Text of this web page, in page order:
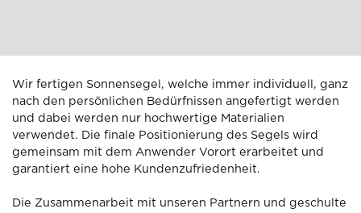
Wir fertigen Sonnensegel, welche immer individuell, ganz
nach den persönlichen Bedürfnissen angefertigt werden
und dabei werden nur hochwertige Materialien
verwendet. Die finale Positionierung des Segels wird
gemeinsam mit dem Anwender Vorort erarbeitet und
garantiert eine hohe Kundenzufriedenheit.
Die Zusammenarbeit mit unseren Partnern und geschulte